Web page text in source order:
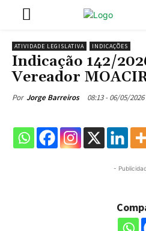
ATIVIDADE LEGISLATIVA INDICAÇÕES
Indicação 142/
Vereador
Por Jorge Barreiros 08:13 - 06/05/2026
-